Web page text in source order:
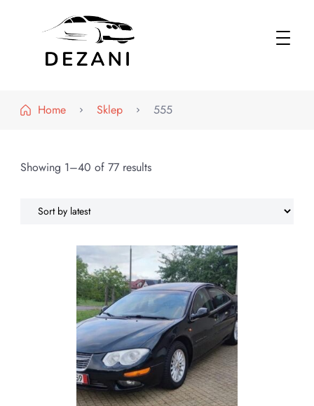
Home
Sklep 555
Showing 1–40 of 77 results